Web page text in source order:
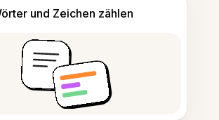
und Zeichen zählen